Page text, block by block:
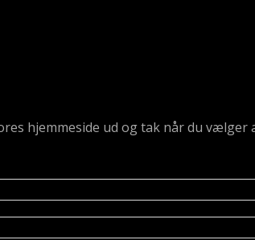
hjemmeside ud og tak når du